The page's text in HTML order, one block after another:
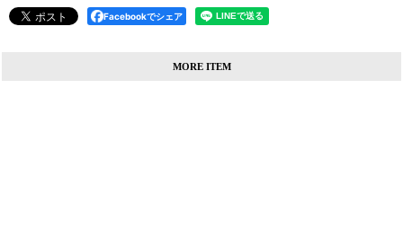
Facebookでシェア
MORE ITEM